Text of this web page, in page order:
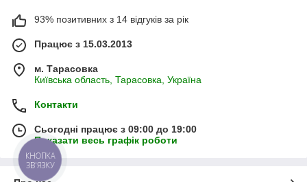
93% позитивних з 14 відгуків за рік
Працює з 15.03.2013
м. Тарасовка
Київська область, Тарасовка, Україна
Контакти
Сьогодні працює з 09:00 до 19:00
Показати весь графік роботи
КНОПКА
ЗВ'ЯЗКУ